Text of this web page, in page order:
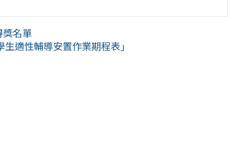
獎名單
適性輔導安置作業期程表」